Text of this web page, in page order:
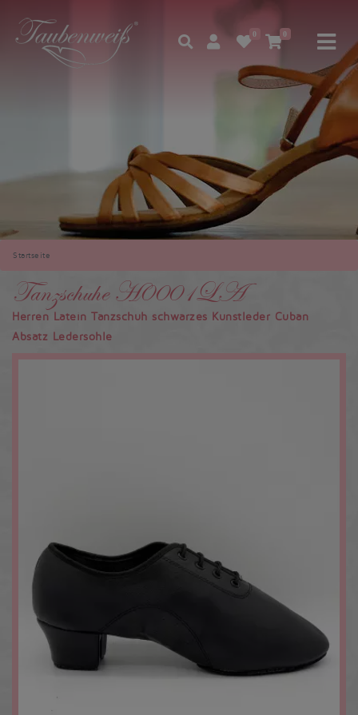
0 0
Startseite
Tanzschuhe H0001LA
Herren Latein Tanzschuh schwarzes Kunstleder Cuban
Absatz Ledersohle